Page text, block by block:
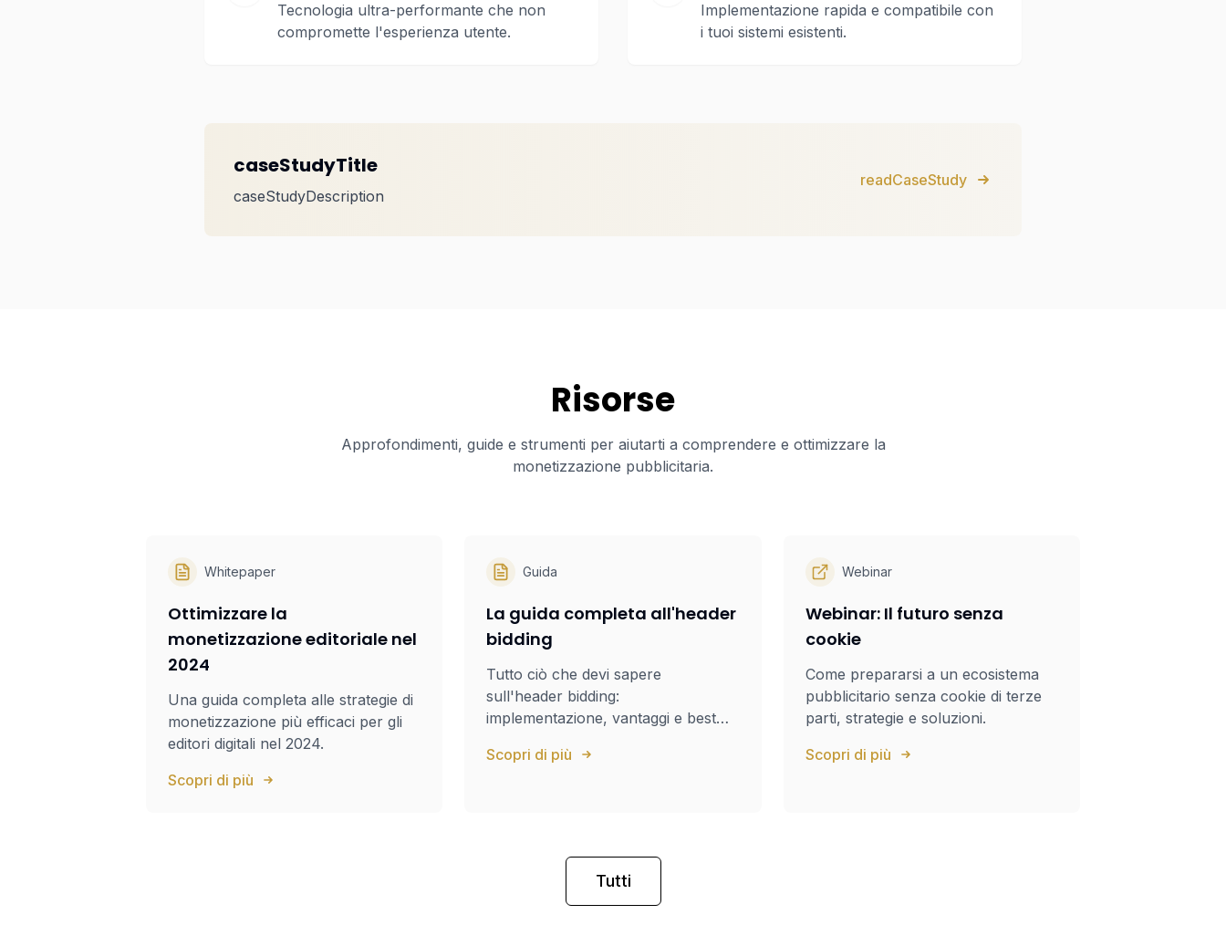
Tecnologia ultra-performante che non
compromette l'esperienza utente.
Implementazione rapida e compatibile con
i tuoi sistemi esistenti.
caseStudyTitle
caseStudyDescription
readCaseStudy
Risorse
Approfondimenti, guide e strumenti per aiutarti a comprendere e ottimizzare la
monetizzazione pubblicitaria.
Whitepaper
Ottimizzare la
monetizzazione editoriale nel
2024
Una guida completa alle strategie di
monetizzazione più efficaci per gli
editori digitali nel 2024.
Scopri di più
Guida
La guida completa all'header
bidding
Tutto ciò che devi sapere
sull'header bidding:
implementazione, vantaggi e best
Scopri di più
Webinar
Webinar: Il futuro senza
cookie
Come prepararsi a un ecosistema
pubblicitario senza cookie di terze
parti, strategie e soluzioni.
Scopri di più
Tutti